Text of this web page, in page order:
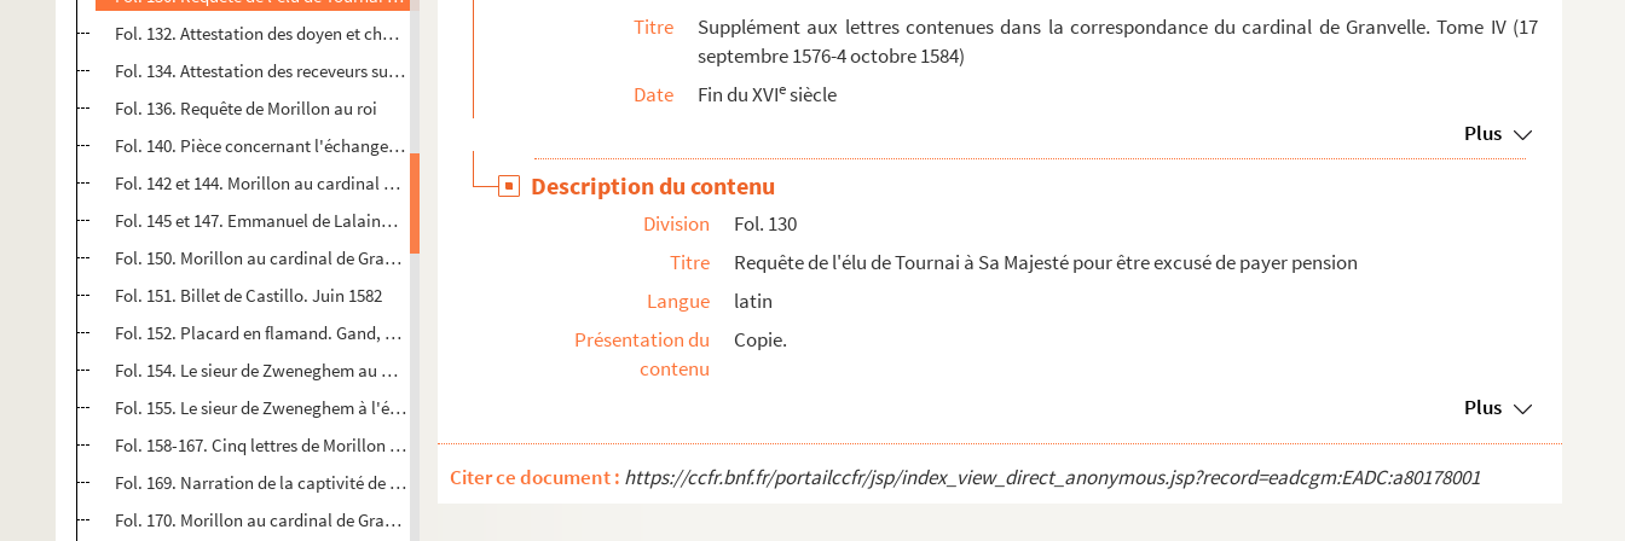
Fol. 132. Attestation des doyen et chapitre de Tournai sur les dommages et dégâts du bien de l'évêché de Tourn...
Fol. 134. Attestation des receveurs sur les dommages du bien de l'évêché de Tournai. 1erjuin 1582
Fol. 136. Requête de Morillon au roi
Fol. 140. Pièce concernant l'échange des sieurs d'Egmont et de Champagney, prisonniers à Gand. Anvers, 27 juin...
Fol. 142 et 144. Morillon au cardinal de Granvelle... 20 juin, et Tournai, 29 juin 1582
Fol. 145 et 147. Emmanuel de Lalaing, sieur de Montigny, à Morillon. Du camp devant Audenarde, 28 avril et 2 juin 158...
Fol. 150. Morillon au cardinal de Granvelle. Tournai, 29 juin 1582
Fol. 151. Billet de Castillo. Juin 1582
Fol. 152. Placard en flamand. Gand, 1582
Fol. 154. Le sieur de Zweneghem au président Pamele. Château de Courtrai, 27 juin 1582
Fol. 155. Le sieur de Zweneghem à l'évêque de Tournai. Courtrai, 1
Fol. 158-167. Cinq lettres de Morillon au cardinal de Granvelle. Tournai, 15 juillet-23 août 1582
Fol. 169. Narration de la captivité de M. de Champagney
Fol. 170. Morillon au cardinal de Granvelle. Tournai, 5 septembre 1582
Titre
Supplément aux lettres contenues dans la correspondance du cardinal de Granvelle. Tome IV (17
septembre 1576-4 octobre 1584)
Date
Fin du XVIesiècle
Plus
Description du contenu
Division
Fol. 130
Titre
Requête de l'élu de Tournai à Sa Majesté pour être excusé de payer pension
Langue
latin
Présentation du
contenu
Copie.
Plus
Citer ce document : https://ccfr.bnf.fr/portailccfr/jsp/index_view_direct_anonymous.jsp?record=eadcgm:EADC:a80178001